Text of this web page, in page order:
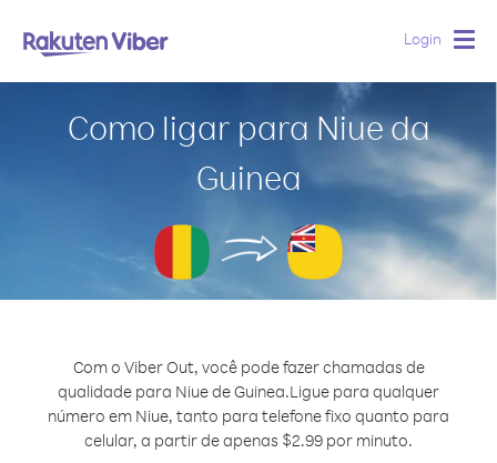
Login
Como ligar para Niue da
Guinea
Com o Viber Out, você pode fazer chamadas de
qualidade para Niue de Guinea.Ligue para qualquer
número em Niue, tanto para telefone fixo quanto para
celular, a partir de apenas $2.99 por minuto.